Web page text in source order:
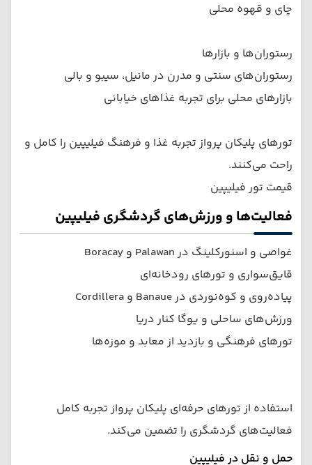
چای و قهوه محلی
رستوران‌ها و بازارها
رستوران‌های سنتی و مدرن در مانیل، سیبو و بالی
بازارهای محلی برای تجربه غذاهای خیابانی
تورهای پلیکان پرواز تجربه غذا و فرهنگ فیلیپین را کامل و
راحت می‌کنند.
قیمت تور فیلیپین
فعالیت‌ها و ورزش‌های گردشگری فیلیپین
غواصی و اسنورکلینگ در Palawan و Boracay
قایق‌سواری و تورهای رودخانه‌ای
پیاده‌روی و کوه‌نوردی در Banaue و Cordillera
ورزش‌های ساحلی و یوگا کنار دریا
تورهای فرهنگی و بازدید از معابد و موزه‌ها
استفاده از تورهای حرفه‌ای پلیکان پرواز تجربه کامل
فعالیت‌های گردشگری را تضمین می‌کند.
حمل و نقل در فیلیپین